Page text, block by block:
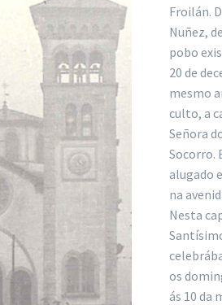
Froilán.
Nuñez,
pobo
20 de
mesmo
culto, a
Señora
Socorro.
alugado
na
Nesta
os
ás 10 da